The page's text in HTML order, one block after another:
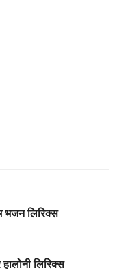
भजन लिरिक्स
हालोनी लिरिक्स